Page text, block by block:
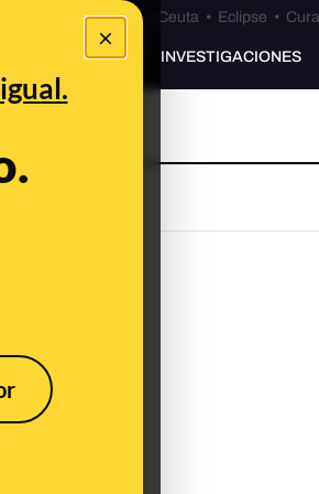
×
Especial Ceuta•Bulos Ceuta • Eclipse •
PREBUNKING INVESTIGACIONES